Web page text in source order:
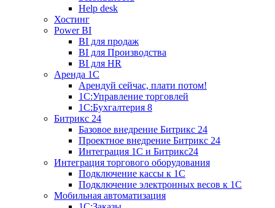
Help desk
Хостинг
Power BI
BI для продаж
BI для Производства
BI для HR
Аренда 1C
Арендуй сейчас, плати потом!
1С:Управление торговлей
1С:Бухгалтерия 8
Битрикс 24
Базовое внедрение Битрикс 24
Проектное внедрение Битрикс 24
Интеграция 1С и Битрикс24
Интеграция торгового оборудования
Подключение кассы к 1С
Подключение электронных весов к 1С
Мобильная автоматизация